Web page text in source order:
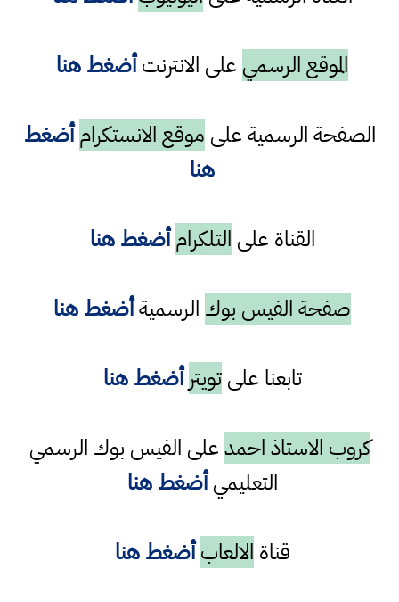
الموقع الرسمي على الانترنتأضغط هنا
الصفحة الرسمية على موقع الانستكرام أضغط
هنا
القناة على التلكرام أضغط هنا
صفحة الفيس بوك الرسميةأضغط هنا
تابعنا علىتويتر أضغط هنا
كروب الاستاذ احمدعلى الفيس بوك الرسمي
التعليميأضغط هنا
قناة الالعاب أضغط هنا